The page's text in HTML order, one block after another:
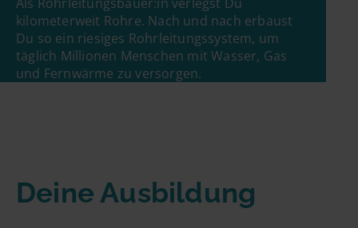
kilometerweit Rohre. Nach und nach erbaust
Du so ein riesiges Rohrleitungssystem, um
täglich Millionen Menschen mit Wasser, Gas
und Fernwärme zu versorgen.
Deine Ausbildung